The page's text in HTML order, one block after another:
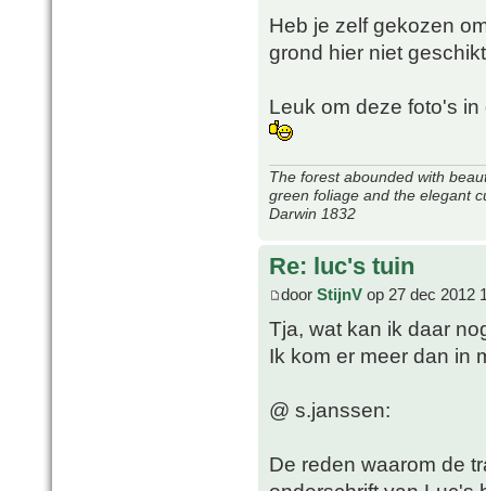
Heb je zelf gekozen
grond hier niet
Leuk om deze foto's
The forest abounded with
green foliage and the elegant
Darwin 1832
Re: luc's tuin
door StijnV op 27 dec 2012
Tja, wat kan ik daar
Ik kom er meer dan in
@ s.janssen:
De reden waarom de